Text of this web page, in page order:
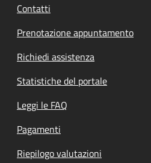
Contatti
Prenotazione appuntamento
Richiedi assistenza
Statistiche del portale
Leggi le FAQ
Pagamenti
Riepilogo valutazioni